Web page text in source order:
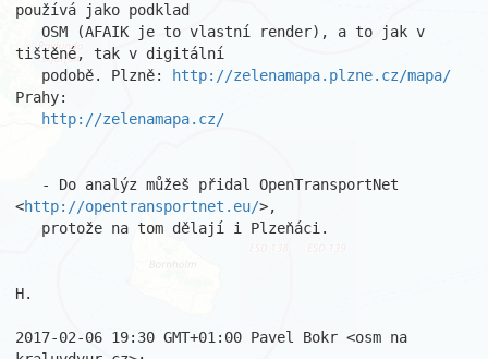
používá jako podklad
tištěné, tak v digitální
   podobě. Plzně:
http://zelenamapa.plzne.cz/mapa/
Prahy:
http://zelenamapa.cz/
<http://opentransportnet.eu/>,
H.
2017-02-06 19:30 GMT+01:00 Pavel Bokr <osm na